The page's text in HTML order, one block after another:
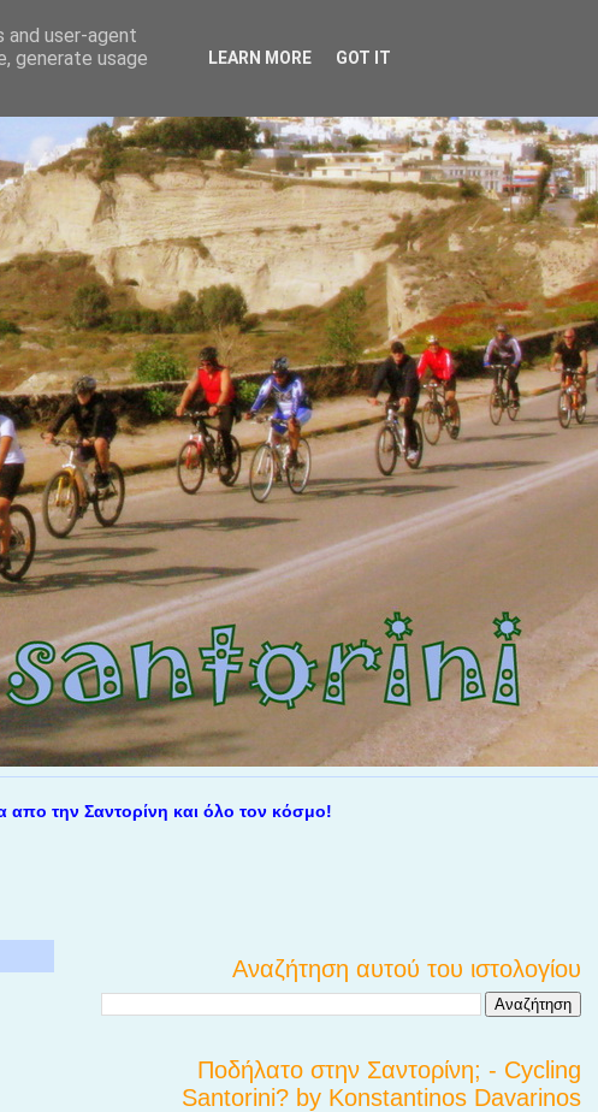
την Σαντορίνη και όλο τον κόσμο!
Αναζήτηση αυτού του ιστολογίου
Ποδήλατο στην Σαντορίνη; - Cycling
Santorini? by Konstantinos Davarinos
and user-agent
generate usage
LEARN MORE GOT IT